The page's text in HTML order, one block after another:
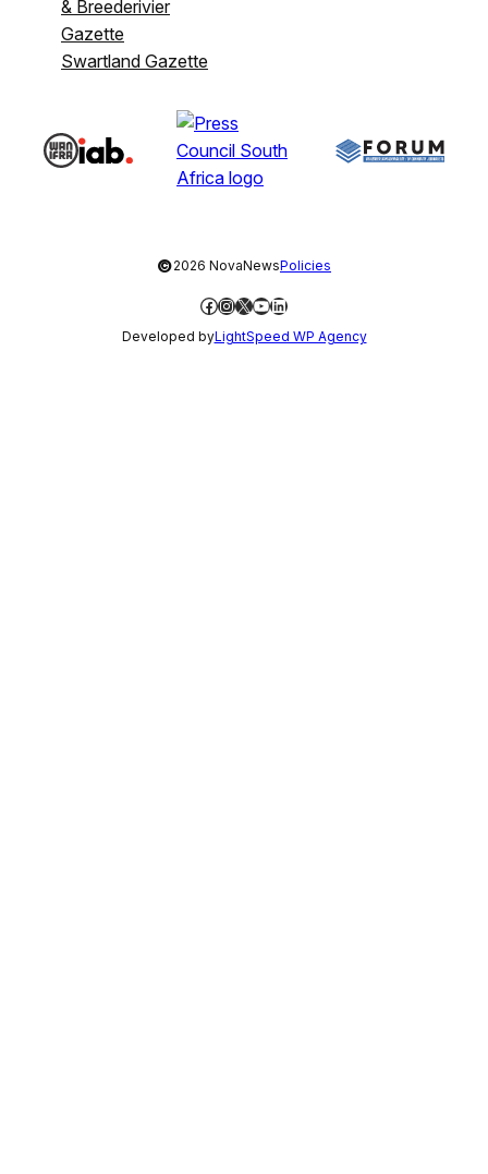
& Breederivier
Gazette
Swartland Gazette
©2026 NovaNewsPolicies
Facebook
Instagram
X YouTube
LinkedIn
Developed byLightSpeed WP Agency